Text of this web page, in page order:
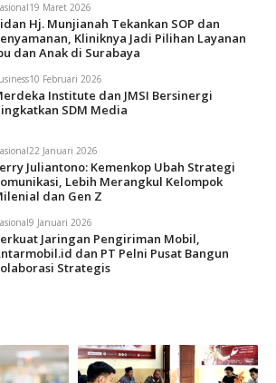
19 Maret 2026
Hj. Munjianah Tekankan SOP dan
Kliniknya Jadi Pilihan Layanan
dan Anak di Surabaya
10 Februari 2026
Institute dan JMSI Bersinergi
SDM Media
22 Januari 2026
Juliantono: Kemenkop Ubah Strategi
Lebih Merangkul Kelompok
dan Gen Z
9 Januari 2026
Jaringan Pengiriman Mobil,
dan PT Pelni Pusat Bangun
Strategis